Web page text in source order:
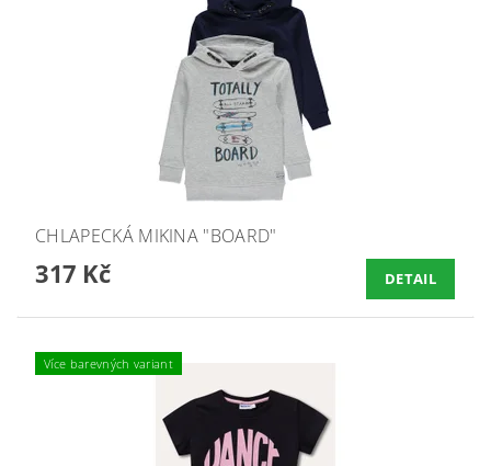
CHLAPECKÁ MIKINA "BOARD"
317 Kč DETAIL
Více barevných variant